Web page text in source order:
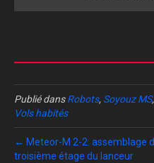
Publié dansRobots, Soyouz MS,
Vols habités
← Meteor-M 2-2: assemblage
troisième étage du lanceur